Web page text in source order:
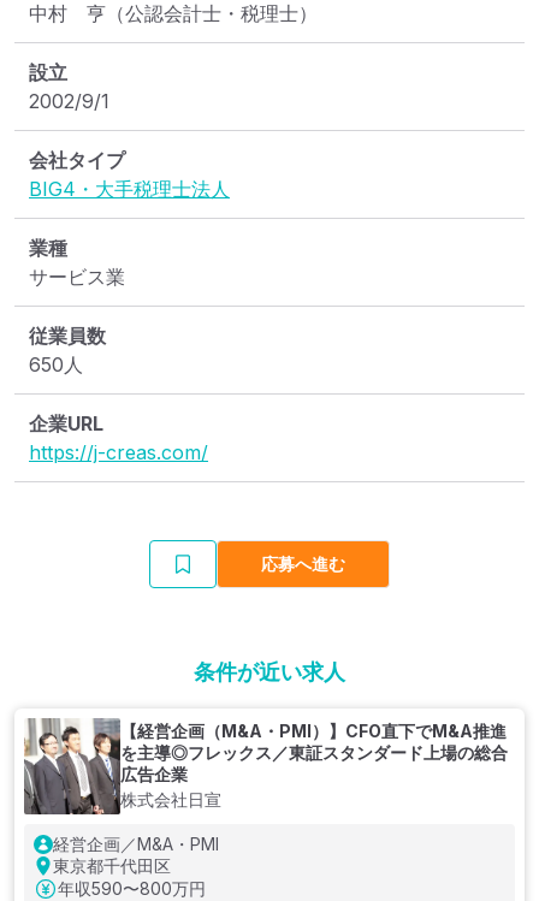
中村　亨（公認会計士・税理士）
設立
2002/9/1
会社タイプ
BIG4・大手税理士法人
業種
サービス業
従業員数
650人
企業URL
https://j-creas.com/
応募へ進む
条件が近い求人
【経営企画（M&A・PMI）】CFO直下でM&A推進
を主導◎フレックス／東証スタンダード上場の総合
広告企業
株式会社日宣
経営企画／M&A・PMI
東京都千代田区
年収590〜800万円